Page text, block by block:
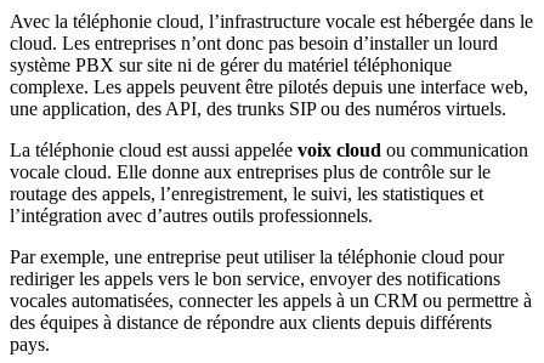
Avec la téléphonie cloud, l’infrastructure vocale est hébergée dans le
cloud. Les entreprises n’ont donc pas besoin d’installer un lourd
système PBX sur site ni de gérer du matériel téléphonique
complexe. Les appels peuvent être pilotés depuis une interface web,
une application, des API, des trunks SIP ou des numéros virtuels.
La téléphonie cloud est aussi appelée voix cloud ou communication
vocale cloud. Elle donne aux entreprises plus de contrôle sur le
routage des appels, l’enregistrement, le suivi, les statistiques et
l’intégration avec d’autres outils professionnels.
Par exemple, une entreprise peut utiliser la téléphonie cloud pour
rediriger les appels vers le bon service, envoyer des notifications
vocales automatisées, connecter les appels à un CRM ou permettre à
des équipes à distance de répondre aux clients depuis différents
pays.